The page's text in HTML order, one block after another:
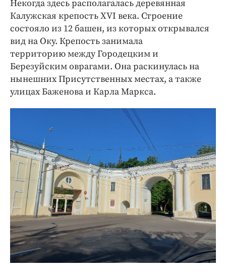
Некогда здесь располагалась деревянная
Калужская крепость XVI века. Строение
состояло из 12 башен, из которых открывался
вид на Оку. Крепость занимала
территорию между Городецким и
Березуйским оврагами. Она раскинулась на
нынешних Присутственных местах, а также
улицах Баженова и Карла Маркса.